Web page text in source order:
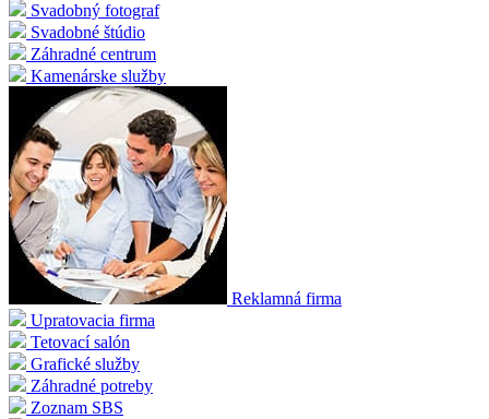
Svadobný fotograf
Svadobné štúdio
Záhradné centrum
Kamenárske služby
Reklamná firma
Upratovacia firma
Tetovací salón
Grafické služby
Záhradné potreby
Zoznam SBS